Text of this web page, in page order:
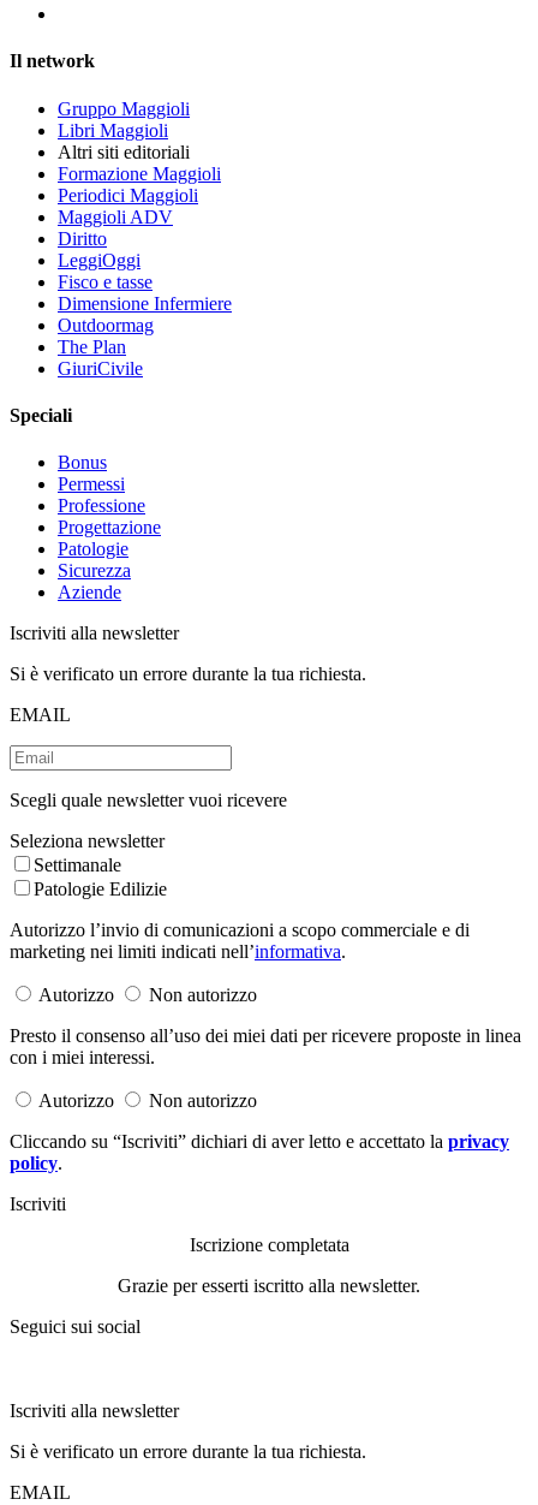
Il network
Gruppo Maggioli
Libri Maggioli
Altri siti editoriali
Formazione Maggioli
Periodici Maggioli
Maggioli ADV
Diritto
LeggiOggi
Fisco e tasse
Dimensione Infermiere
Outdoormag
The Plan
GiuriCivile
Speciali
Bonus
Permessi
Professione
Progettazione
Patologie
Sicurezza
Aziende
Iscriviti alla newsletter
Si è verificato un errore durante la tua richiesta.
EMAIL
Scegli quale newsletter vuoi ricevere
Seleziona newsletter
Settimanale
Patologie Edilizie
Autorizzo l’invio di comunicazioni a scopo commerciale e di
marketing nei limiti indicati nell’informativa.
Autorizzo
Non autorizzo
Presto il consenso all’uso dei miei dati per ricevere proposte in linea
con i miei interessi.
Autorizzo
Non autorizzo
Cliccando su “Iscriviti” dichiari di aver letto e accettato la privacy
policy.
Iscriviti
Iscrizione completata
Grazie per esserti iscritto alla newsletter.
Seguici sui social
Iscriviti alla newsletter
Si è verificato un errore durante la tua richiesta.
EMAIL